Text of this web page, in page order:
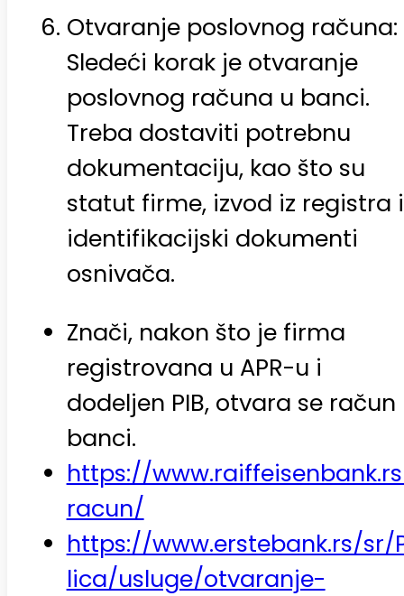
Otvaranje poslovnog računa:
Sledeći korak je otvaranje
poslovnog računa u banci.
Treba dostaviti potrebnu
dokumentaciju, kao što su
statut firme, izvod iz registra i
identifikacijski dokumenti
osnivača.
Znači, nakon što je firma
registrovana u APR-u i
dodeljen PIB, otvara se račun
banci.
https://
racun/
https://www.erstebank.rs/sr/
lica/usluge/otvaranje-